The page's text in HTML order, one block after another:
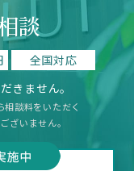
談
全国対応
きません。
談料をいただく
ざいません。